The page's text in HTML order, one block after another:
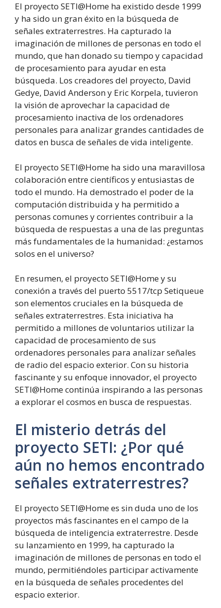
El proyecto SETI@Home ha existido desde 1999
y ha sido un gran éxito en la búsqueda de
señales extraterrestres. Ha capturado la
imaginación de millones de personas en todo el
mundo, que han donado su tiempo y capacidad
de procesamiento para ayudar en esta
búsqueda. Los creadores del proyecto, David
Gedye, David Anderson y Eric Korpela, tuvieron
la visión de aprovechar la capacidad de
procesamiento inactiva de los ordenadores
personales para analizar grandes cantidades de
datos en busca de señales de vida inteligente.
El proyecto SETI@Home ha sido una maravillosa
colaboración entre científicos y entusiastas de
todo el mundo. Ha demostrado el poder de la
computación distribuida y ha permitido a
personas comunes y corrientes contribuir a la
búsqueda de respuestas a una de las preguntas
más fundamentales de la humanidad: ¿estamos
solos en el universo?
En resumen, el proyecto SETI@Home y su
conexión a través del puerto 5517/tcp Setiqueue
son elementos cruciales en la búsqueda de
señales extraterrestres. Esta iniciativa ha
permitido a millones de voluntarios utilizar la
capacidad de procesamiento de sus
ordenadores personales para analizar señales
de radio del espacio exterior. Con su historia
fascinante y su enfoque innovador, el proyecto
SETI@Home continúa inspirando a las personas
a explorar el cosmos en busca de respuestas.
El misterio detrás del
proyecto SETI: ¿Por qué
aún no hemos encontrado
señales extraterrestres?
El proyecto SETI@Home es sin duda uno de los
proyectos más fascinantes en el campo de la
búsqueda de inteligencia extraterrestre. Desde
su lanzamiento en 1999, ha capturado la
imaginación de millones de personas en todo el
mundo, permitiéndoles participar activamente
en la búsqueda de señales procedentes del
espacio exterior.